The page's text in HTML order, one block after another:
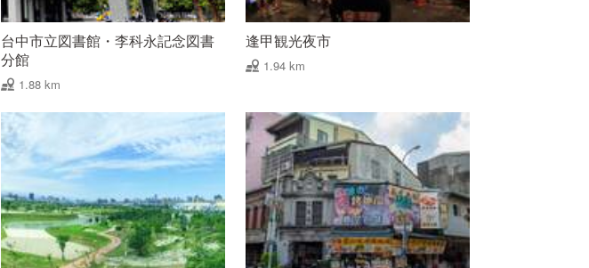
台中市立図書館・李科永記念図書
分館
1.88 km
逢甲観光夜市
1.94 km